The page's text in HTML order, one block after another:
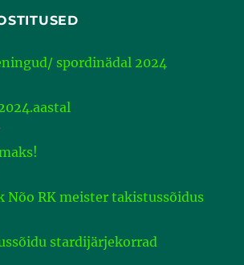
spordinädal 2024
Nõo RK meister takistussõidus
stardijärjekorrad